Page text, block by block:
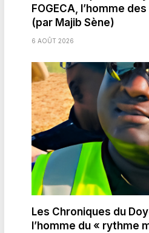
FOGECA, l’homme
(par Majib Sène)
6 AOÛT 2026
Les Chroniques du
l’homme du « rythme